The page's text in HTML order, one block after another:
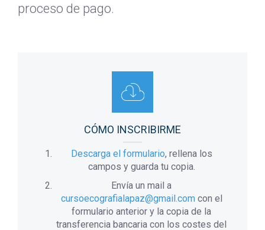
proceso de pago.
CÓMO INSCRIBIRME
Descarga el formulario, rellena los
campos y guarda tu copia.
Envía un mail a
cursoecografialapaz@gmail.comcon el
formulario anterior y la copia de la
transferencia bancaria con los costes del